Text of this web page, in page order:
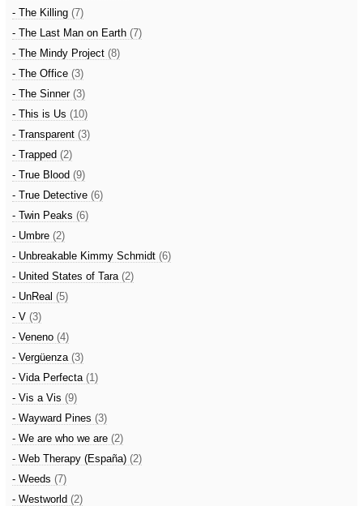
- The Killing (7)
- The Last Man on Earth (7)
- The Mindy Project (8)
- The Office (3)
- The Sinner (3)
- This is Us (10)
- Transparent (3)
- Trapped (2)
- True Blood (9)
- True Detective (6)
- Twin Peaks (6)
- Umbre (2)
- Unbreakable Kimmy Schmidt (6)
- United States of Tara (2)
- UnReal (5)
- V (3)
- Veneno (4)
- Vergüenza (3)
- Vida Perfecta (1)
- Vis a Vis (9)
- Wayward Pines (3)
- We are who we are (2)
- Web Therapy (España) (2)
- Weeds (7)
- Westworld (2)